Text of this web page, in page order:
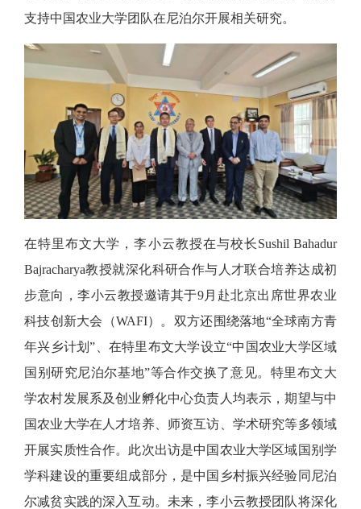
支持中国农业大学团队在尼泊尔开展相关研究。
在特里布文大学，李小云教授在与校长Sushil Bahadur
Bajracharya教授就深化科研合作与人才联合培养达成初
步意向，李小云教授邀请其于9月赴北京出席世界农业
科技创新大会（WAFI）。双方还围绕落地“全球南方青
年兴乡计划”、在特里布文大学设立“中国农业大学区域
国别研究尼泊尔基地”等合作交换了意见。特里布文大
学农村发展系及创业孵化中心负责人均表示，期望与中
国农业大学在人才培养、师资互访、学术研究等多领域
开展实质性合作。此次出访是中国农业大学区域国别学
学科建设的重要组成部分，是中国乡村振兴经验同尼泊
尔减贫实践的深入互动。未来，李小云教授团队将深化